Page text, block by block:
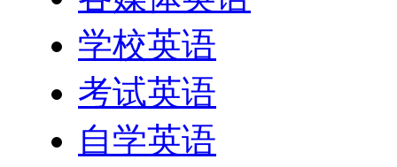
学校英语
考试英语
自学英语